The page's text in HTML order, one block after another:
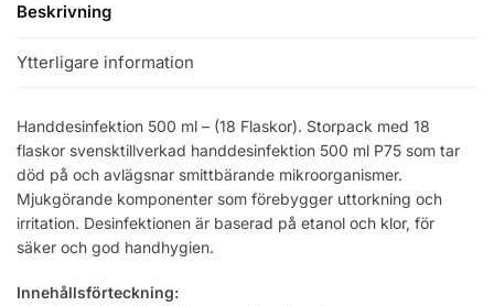
Beskrivning
Ytterligare information
Handdesinfektion 500 ml – (18 Flaskor). Storpack med 18
flaskor svensktillverkad handdesinfektion 500 ml P75 som tar
död på och avlägsnar smittbärande mikroorganismer.
Mjukgörande komponenter som förebygger uttorkning och
irritation. Desinfektionen är baserad på etanol och klor, för
säker och god handhygien.
Innehållsförteckning: